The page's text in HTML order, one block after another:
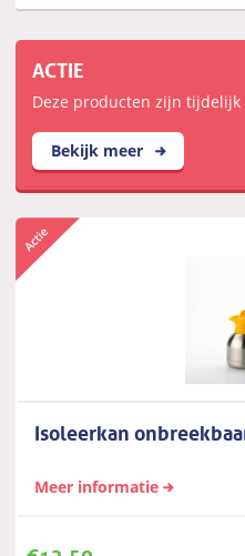
ACTIE
Deze producten zijn tijdelijk
Bekijk meer
Isoleerkan
Meer informatie